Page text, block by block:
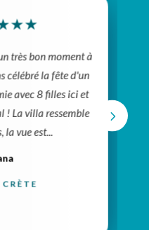
★
très bon moment à
la fête d'un
avec 8 filles ici et
villa ressemble
vue est...